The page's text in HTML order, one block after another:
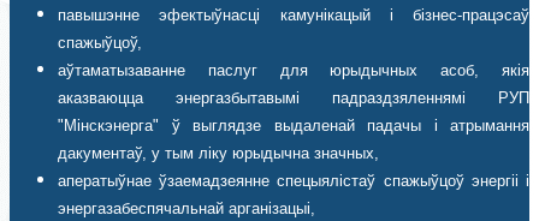
павышэнне эфектыўнасці камунікацый і бізнес-працэсаў
спажыўцоў,
аўтаматызаванне паслуг для юрыдычных асоб, якія
аказваюцца энергазбытавымі падраздзяленнямі РУП
"Мінскэнерга" ў выглядзе выдаленай падачы і атрымання
дакументаў, у тым ліку юрыдычна значных,
аператыўнае ўзаемадзеянне спецыялістаў спажыўцоў энергіі і
энергазабеспячальнай арганізацыі,